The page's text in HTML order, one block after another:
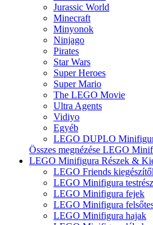
Jurassic World
Minecraft
Minyonok
Ninjago
Pirates
Star Wars
Super Heroes
Super Mario
The LEGO Movie
Ultra Agents
Vidiyo
Egyéb
LEGO DUPLO
Összes megnézése LEGO
LEGO Minifigura Részek &
LEGO Friends
LEGO Minifigura
LEGO Minifigura fejek
LEGO Minifigura
LEGO Minifigura hajak